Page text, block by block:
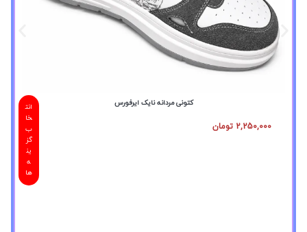
کتونی مردانه نایک ایرفورس
2,250,000 تومان
انت
خا
ب
گز
ین
ه
ها